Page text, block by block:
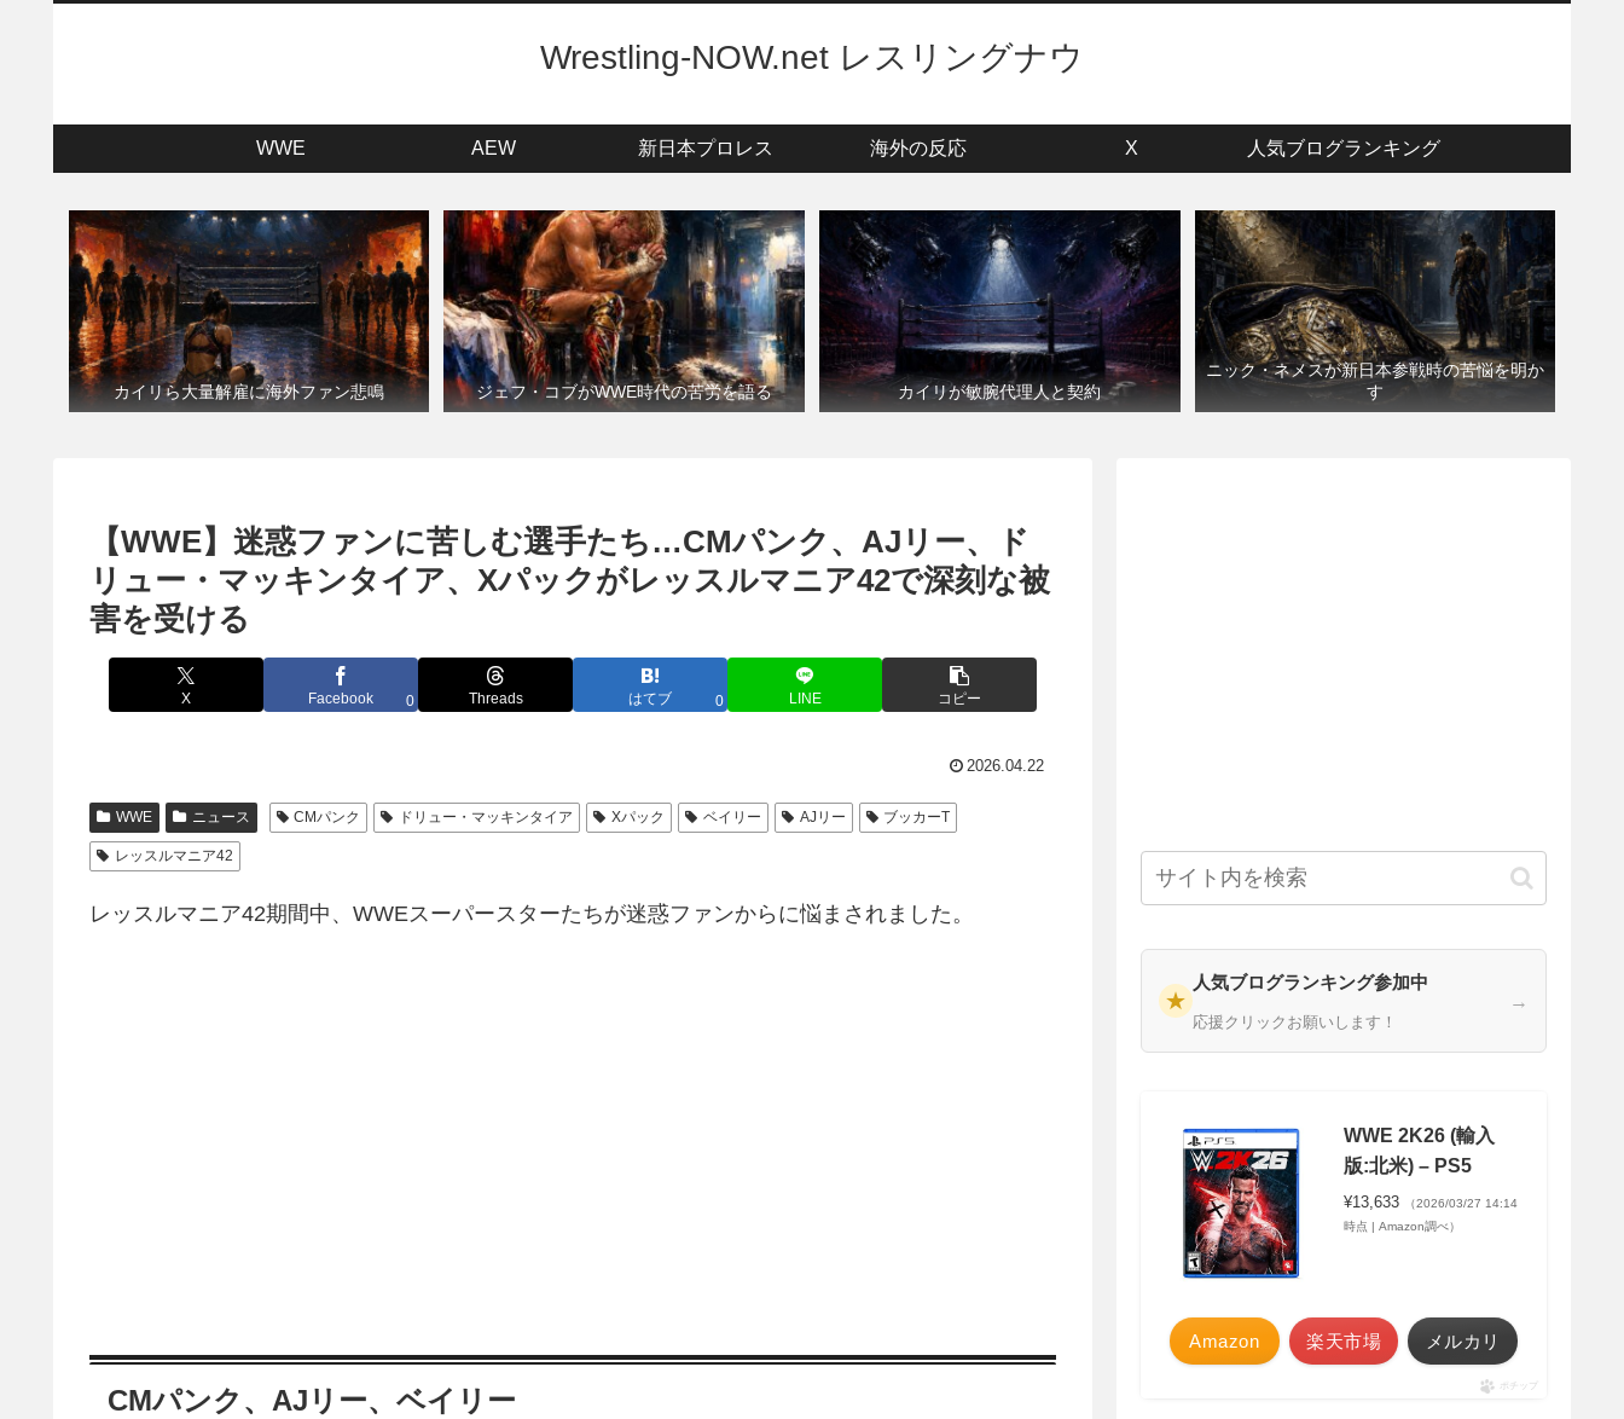
Wrestling-NOW.net レスリングナウ
WWE AEW 新日本プロレス 海外の反応 X 人気ブログランキング
カイリら大量解雇に海外ファン悲鳴 ジェフ・コブがWWE時代の苦労を語る カイリが敏腕代理人と契約
ニック・ネメスが新日本参戦時の苦悩を明か
す
【WWE】迷惑ファンに苦しむ選手たち…CMパンク、AJリー、ド
リュー・マッキンタイア、Xパックがレッスルマニア42で深刻な被
害を受ける
X Facebook 0 Threads はてブ 0 LINE コピー
2026.04.22
WWE ニュース CMパンク ドリュー・マッキンタイア Xパック ベイリー AJリー ブッカーT
レッスルマニア42
レッスルマニア42期間中、WWEスーパースターたちが迷惑ファンからに悩まされました。
CMパンク、AJリー、ベイリー
★
人気ブログランキング参加中
応援クリックお願いします！
→
WWE 2K26 (輸入
版:北米) – PS5
¥13,633
（2026/03/27 14:14
時点 | Amazon調べ）
Amazon 楽天市場 メルカリ
ポチップ